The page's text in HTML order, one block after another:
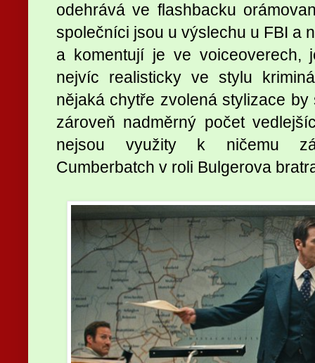
odehrává ve flashbacku
společníci jsou u výslechu u FBI a
a komentují je ve voiceoverech,
nejvíc realisticky ve stylu
nějaká chytře zvolená stylizace
zároveň nadměrný počet
nejsou využity k ničemu
Cumberbatch v roli Bulgerova